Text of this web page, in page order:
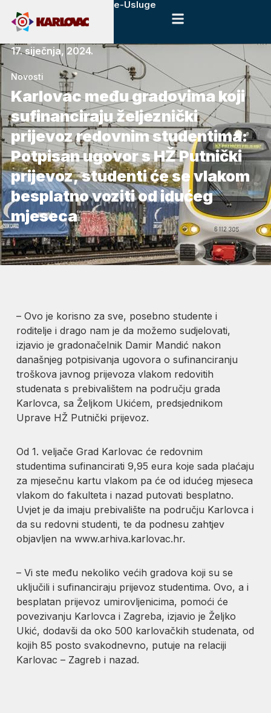
e-Usluge
17. siječnja, 2024.
Novosti
Karlovac među gradovima koji
sufinanciraju željeznički
prijevoz redovnim studentima:
Potpisan ugovor s HŽ Putnički
prijevoz, studenti će se vlakom
besplatno voziti od idućeg
mjeseca
– Ovo je korisno za sve, posebno studente i
roditelje i drago nam je da možemo sudjelovati,
izjavio je gradonačelnik Damir Mandić nakon
današnjeg potpisivanja ugovora o sufinanciranju
troškova javnog prijevoza vlakom redovitih
studenata s prebivalištem na području grada
Karlovca, sa Željkom Ukićem, predsjednikom
Uprave HŽ Putnički prijevoz.
Od 1. veljače Grad Karlovac će redovnim
studentima sufinancirati 9,95 eura koje sada plaćaju
za mjesečnu kartu vlakom pa će od idućeg mjeseca
vlakom do fakulteta i nazad putovati besplatno.
Uvjet je da imaju prebivalište na području Karlovca i
da su redovni studenti, te da podnesu zahtjev
objavljen na www.arhiva.karlovac.hr.
– Vi ste među nekoliko većih gradova koji su se
uključili i sufinanciraju prijevoz studentima. Ovo, a i
besplatan prijevoz umirovljenicima, pomoći će
povezivanju Karlovca i Zagreba, izjavio je Željko
Ukić, dodavši da oko 500 karlovačkih studenata, od
kojih 85 posto svakodnevno, putuje na relaciji
Karlovac – Zagreb i nazad.